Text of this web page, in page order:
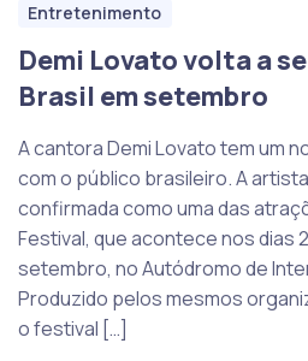
Entretenimento
Demi Lovato volta a
Brasil em setembro
A cantora Demi Lovato tem um
com o público brasileiro. A
confirmada como uma das
Festival, que acontece nos dias
setembro, no Autódromo de
Produzido pelos mesmos
o festival […]